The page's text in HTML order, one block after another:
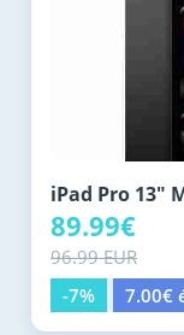
iPad Pro 13"
89.99€
96.99 EUR
-7%
7.00€